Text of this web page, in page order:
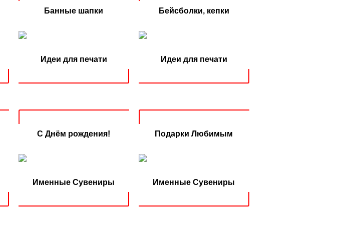
Банные шапки
Идеи для печати
Бейсболки, кепки
Идеи для печати
С Днём рождения!
Именные Сувениры
Подарки Любимым
Именные Сувениры